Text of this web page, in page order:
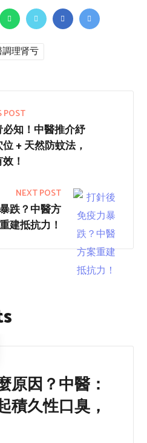
理肾亏
POST
知！中醫推介紓
+ 天然防蚊法，
！
NEXT POST
跌？中醫方
建抵抗力！
原因？中醫：
積久性口臭，